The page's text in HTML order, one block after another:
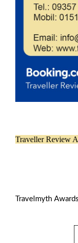
Traveller Review
Travelmyth